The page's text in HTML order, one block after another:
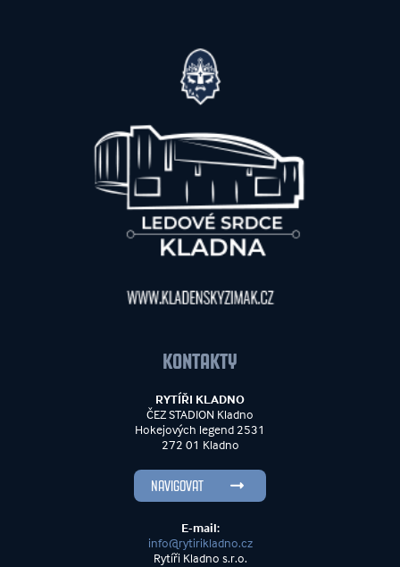
KONTAKTY
RYTÍŘI KLADNO
ČEZ STADION Kladno
Hokejových legend 2531
272 01 Kladno
NAVIGOVAT
E-mail:
info@rytirikladno.cz
Rytíři Kladno s.r.o.